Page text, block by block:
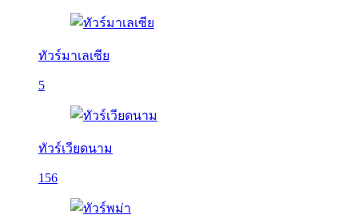
ทัวร์มาเลเซีย
5
ทัวร์เวียดนาม
156